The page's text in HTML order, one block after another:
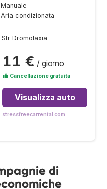
Manuale
Aria condizionata
Str Dromolaxia
11 € / giorno
Cancellazione gratuita
Visualizza auto
stressfreecarrental.com
di